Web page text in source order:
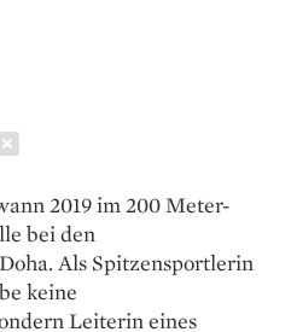
2019 im 200 Meter-
bei den
Als Spitzensportlerin
keine
Leiterin eines